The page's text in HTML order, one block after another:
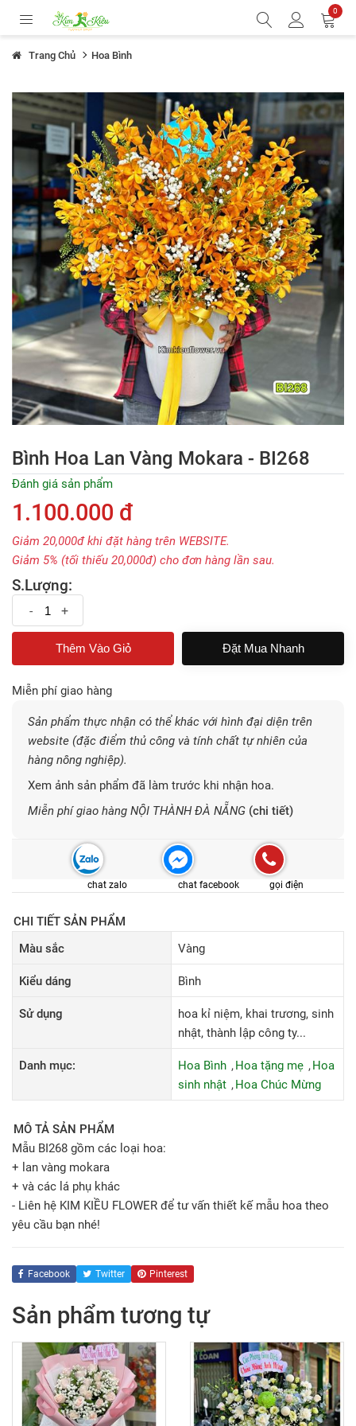
0
Trang Chủ Hoa Bình
Bình Hoa Lan Vàng Mokara - BI268
Đánh giá sản phẩm
1.100.000 đ
Giảm 20,000đ khi đặt hàng trên WEBSITE.
Giảm 5% (tối thiếu 20,000đ) cho đơn hàng lần sau.
S.Lượng:
- +
Đặt Mua Nhanh
Miễn phí giao hàng
Sản phẩm thực nhận có thể khác với hình đại diện trên
website (đặc điểm thủ công và tính chất tự nhiên của
hàng nông nghiệp).
Xem ảnh sản phẩm đã làm trước khi nhận hoa.
Miễn phí giao hàng NỘI THÀNH ĐÀ NẴNG (chi tiết)
chat zalo chat facebook gọi điện
CHI TIẾT SẢN PHẨM
Màu sắc
Vàng
Kiểu dáng Bình
Sử dụng
hoa kỉ niệm, khai trương, sinh
nhật, thành lập công ty...
Danh mục: Hoa Bình Hoa tặng mẹ
Hoa
sinh nhật
Hoa Chúc Mừng
MÔ TẢ SẢN PHẨM
Mẫu BI268 gồm các loại hoa:
+ lan vàng mokara
+ và các lá phụ khác
- Liên hệ KIM KIỀU FLOWER để tư vấn thiết kế mẫu hoa theo
yêu cầu bạn nhé!
Facebook Twitter Pinterest
Sản phẩm tương tự